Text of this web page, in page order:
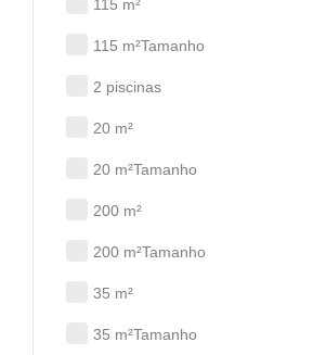
115 m²
115 m²Tamanho
2 piscinas
20 m²
20 m²Tamanho
200 m²
200 m²Tamanho
35 m²
35 m²Tamanho